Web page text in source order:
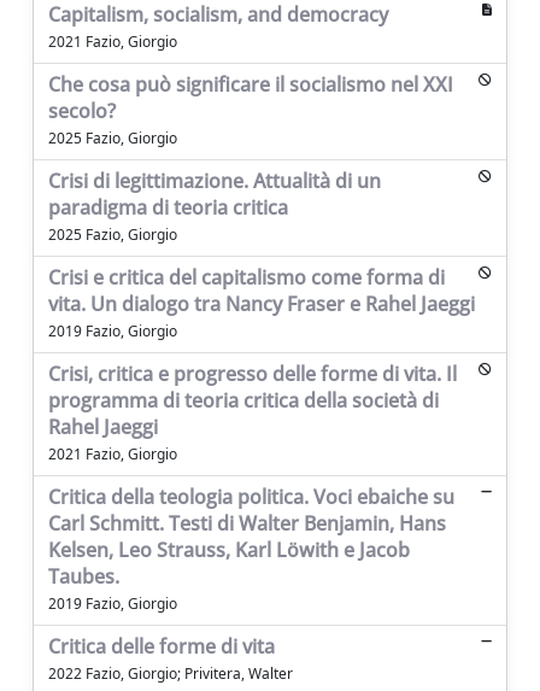
Capitalism, socialism, and democracy
2021 Fazio, Giorgio
Che cosa può significare il socialismo nel XXI
secolo?
2025 Fazio, Giorgio
Crisi di legittimazione. Attualità di un
paradigma di teoria critica
2025 Fazio, Giorgio
Crisi e critica del capitalismo come forma di
vita. Un dialogo tra Nancy Fraser e Rahel Jaeggi
2019 Fazio, Giorgio
Crisi, critica e progresso delle forme di vita. Il
programma di teoria critica della società di
Rahel Jaeggi
2021 Fazio, Giorgio
Critica della teologia politica. Voci ebaiche su
Carl Schmitt. Testi di Walter Benjamin, Hans
Kelsen, Leo Strauss, Karl Löwith e Jacob
Taubes.
2019 Fazio, Giorgio
Critica delle forme di vita
2022 Fazio, Giorgio; Privitera, Walter